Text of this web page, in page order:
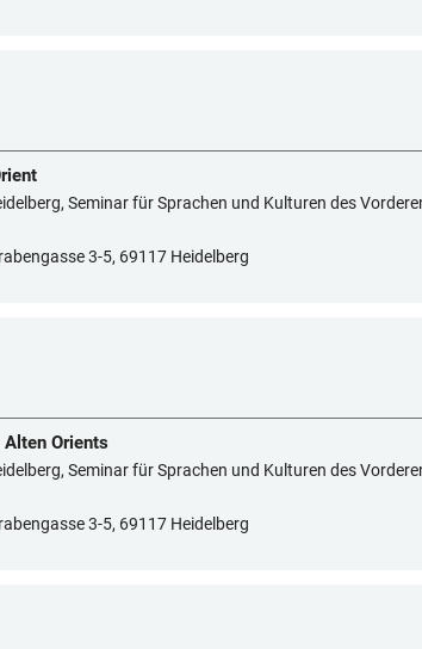
Seminar für Sprachen und Kulturen des
3-5, 69117 Heidelberg
Orients
Seminar für Sprachen und Kulturen des
3-5, 69117 Heidelberg